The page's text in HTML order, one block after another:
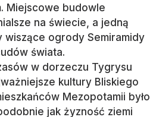
Miejscowe budowle
na świecie, a jedną
wiszące ogrody Semiramidy
świata.
w dorzeczu Tygrysu
kultury Bliskiego
Mezopotamii było
jak żyzność ziemi